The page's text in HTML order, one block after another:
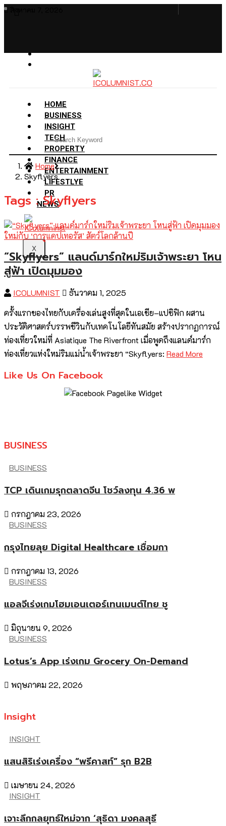
HOME
BUSINESS
INSIGHT
TECH
PROPERTY
FINANCE
ENTERTAINMENT
LIFESTLYE
PR
NEWS
X
Home
Skyflyers
Tags : Skyflyers
“Skyflyers” แลนด์มาร์กใหม่ริมเจ้าพระยา โหน
สู่ฟ้า เปิดมุมมอง
ICOLUMNIST
ธันวาคม 1, 2025
ครั้งแรกของไทยกับเครื่องเล่นสูงที่สุดในเอเชีย–แปซิฟิก ผสาน
ประวัติศาสตร์บรรพชีวินกับเทคโนโลยีทันสมัย สร้างปรากฏการณ์
ท่องเที่ยวใหม่ที่ Asiatique The Riverfront เมื่อพูดถึงแลนด์มาร์ก
ท่องเที่ยวแห่งใหม่ริมแม่น้ำเจ้าพระยา “Skyflyers: Read More
Like Us On Facebook
BUSINESS
BUSINESS
TCP เดินเกมรุกตลาดจีน โชว์ลงทุน 4.36 พ
กรกฎาคม 23, 2026
BUSINESS
กรุงไทยลุย Digital Healthcare เชื่อมกา
กรกฎาคม 13, 2026
BUSINESS
แอลจีเร่งเกมโฮมเอนเตอร์เทนเมนต์ไทย ชู
มิถุนายน 9, 2026
BUSINESS
Lotus’s App เร่งเกม Grocery On-Demand
พฤษภาคม 22, 2026
Insight
INSIGHT
แสนสิริเร่งเครื่อง “พรีคาสท์” รุก B2B
เมษายน 24, 2026
INSIGHT
เจาะลึกกลยุทธ์ใหม่จาก ‘สุธิดา มงคลสุธี